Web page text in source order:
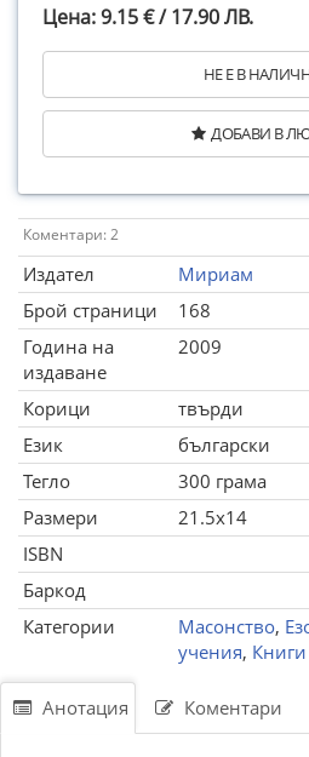
Цена: 9.15 € / 17.90 ЛВ.
НЕ Е В
ДОБАВИ В
Коментари: 2
Издател
Мириам
Брой страници
168
Година на
издаване
2009
Корици
твърди
Език
български
Тегло
300 грама
Размери
21.5x14
ISBN
Баркод
Категории
Масонство,
учения, Книги
Анотация Коментари